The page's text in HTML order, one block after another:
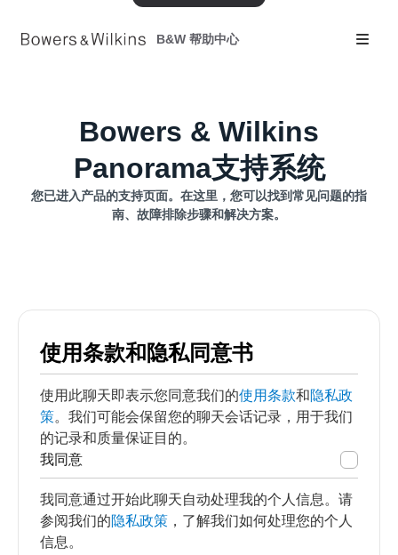
B&W 帮助中心
Bowers & Wilkins
Panorama支持系统
您已进入产品的支持页面。在这里，您可以找到常见问题的指
南、故障排除步骤和解决方案。
使用条款和隐私同意书
使用此聊天即表示您同意我们的使用条款和隐私政
策。我们可能会保留您的聊天会话记录，用于我们
的记录和质量保证目的。
我同意
我同意通过开始此聊天自动处理我的个人信息。请
参阅我们的隐私政策 ，了解我们如何处理您的个人
信息。